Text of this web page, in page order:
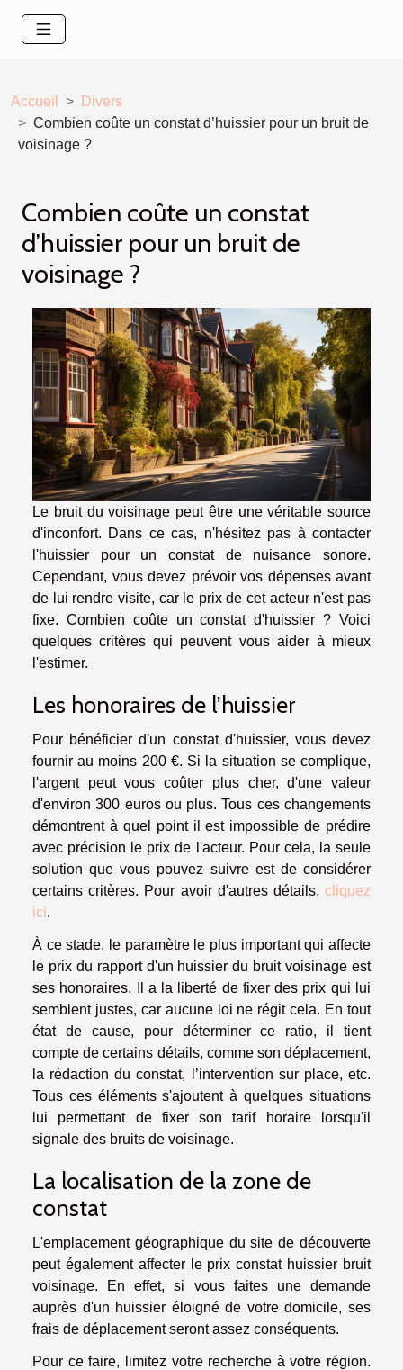
Accueil
Divers
Combien coûte un constat d’huissier pour un bruit de
voisinage ?
Combien coûte un constat
d’huissier pour un bruit de
voisinage ?
Le bruit du voisinage peut être une véritable source
d'inconfort. Dans ce cas, n'hésitez pas à contacter
l'huissier pour un constat de nuisance sonore.
Cependant, vous devez prévoir vos dépenses avant
de lui rendre visite, car le prix de cet acteur n'est pas
fixe. Combien coûte un constat d'huissier ? Voici
quelques critères qui peuvent vous aider à mieux
l'estimer.
Les honoraires de l’huissier
Pour bénéficier d'un constat d'huissier, vous devez
fournir au moins 200 €. Si la situation se complique,
l'argent peut vous coûter plus cher, d'une valeur
d'environ 300 euros ou plus. Tous ces changements
démontrent à quel point il est impossible de prédire
avec précision le prix de l'acteur. Pour cela, la seule
solution que vous pouvez suivre est de considérer
certains critères. Pour avoir d'autres détails, cliquez
ici.
À ce stade, le paramètre le plus important qui affecte
le prix du rapport d'un huissier du bruit voisinage est
ses honoraires. Il a la liberté de fixer des prix qui lui
semblent justes, car aucune loi ne régit cela. En tout
état de cause, pour déterminer ce ratio, il tient
compte de certains détails, comme son déplacement,
la rédaction du constat, l’intervention sur place, etc.
Tous ces éléments s'ajoutent à quelques situations
lui permettant de fixer son tarif horaire lorsqu'il
signale des bruits de voisinage.
La localisation de la zone de
constat
L'emplacement géographique du site de découverte
peut également affecter le prix constat huissier bruit
voisinage. En effet, si vous faites une demande
auprès d'un huissier éloigné de votre domicile, ses
frais de déplacement seront assez conséquents.
Pour ce faire, limitez votre recherche à votre région.